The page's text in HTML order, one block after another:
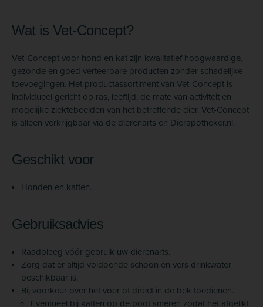
Wat is Vet-Concept?
Vet-Concept voor hond en kat zijn kwalitatief hoogwaardige,
gezonde en goed verteerbare producten zonder schadelijke
toevoegingen. Het productassortiment van Vet-Concept is
individueel gericht op ras, leeftijd, de mate van activiteit en
mogelijke ziektebeelden van het betreffende dier. Vet-Concept
is alleen verkrijgbaar via de dierenarts en Dierapotheker.nl.
Geschikt voor
Honden en katten.
Gebruiksadvies
Raadpleeg vóór gebruik uw dierenarts.
Zorg dat er altijd voldoende schoon en vers drinkwater
beschikbaar is.
Bij voorkeur over het voer of direct in de bek toedienen.
Eventueel bij katten op de poot smeren zodat het afgelikt